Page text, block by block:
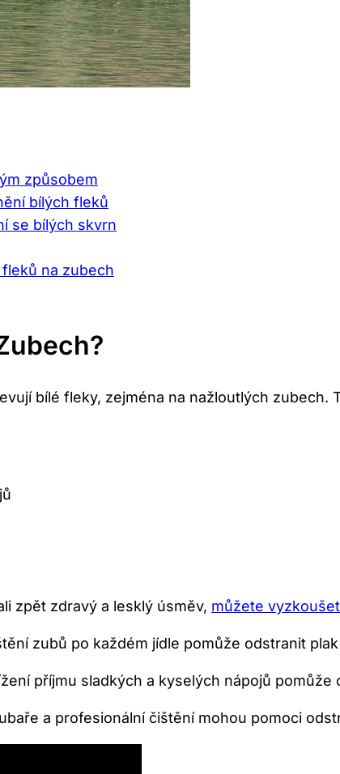
způsobem
bílých fleků
se bílých skvrn
na zubech
bílé fleky, ⁢zejména na ⁣nažloutlých zubech.
zpět zdravý a lesklý úsměv, můžete
zubů po každém jídle pomůže odstranit plak
příjmu sladkých a ⁢kyselých nápojů
a profesionální čištění mohou pomoci